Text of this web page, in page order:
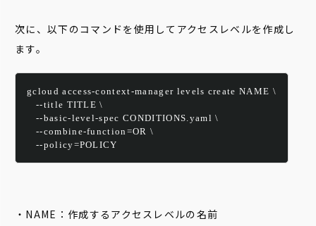
次に、以下のコマンドを使用してアクセスレベルを作成し
ます。
gcloud access-context-manager levels create NAME \
--title TITLE \
--basic-level-spec CONDITIONS.yaml \
--combine-function=OR \
--policy=POLICY
・NAME：作成するアクセスレベルの名前